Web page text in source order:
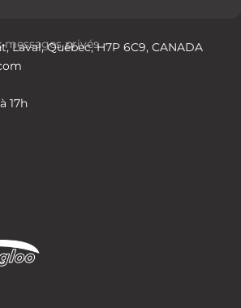
messages privés
Laval, Québec, H7P 6C9, CANADA
17h